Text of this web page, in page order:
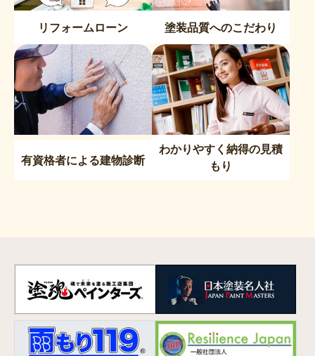
リフォームローン 塗装品質へのこだわり
有資格者による建物診断
わかりやすく納得の見積
もり